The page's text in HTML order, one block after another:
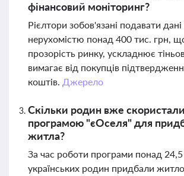
фінансовий моніторинг?
Рієлтори зобов'язані подавати
нерухомістю понад 400 тис. грн,
прозорість ринку, ускладнює
вимагає від покупців
коштів. Джерело
Скільки родин вже
програмою "єОселя" для
житла?
За час роботи програми понад 24,5
українських родин придбали